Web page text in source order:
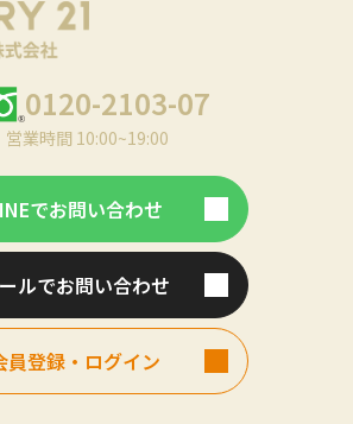
0120-2103-07
営業時間 10:00~19:00
でお問い合わせ
ルでお問い合わせ
員登録・ログイン